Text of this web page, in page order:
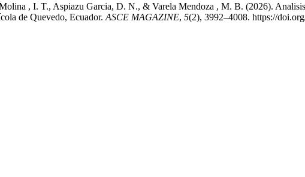
, I. T., Aspiazu Garcia, D. N., & Varela Mendoza , M. B. (2026).
de Quevedo, Ecuador. ASCE MAGAZINE, 5(2), 3992–4008. https://